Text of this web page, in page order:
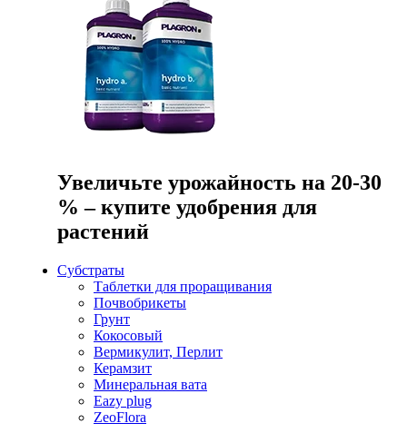
Увеличьте урожайность на 20-30
% – купите удобрения для
растений
Субстраты
Таблетки для проращивания
Почвобрикеты
Грунт
Кокосовый
Вермикулит, Перлит
Керамзит
Минеральная вата
Eazy plug
ZeoFlora